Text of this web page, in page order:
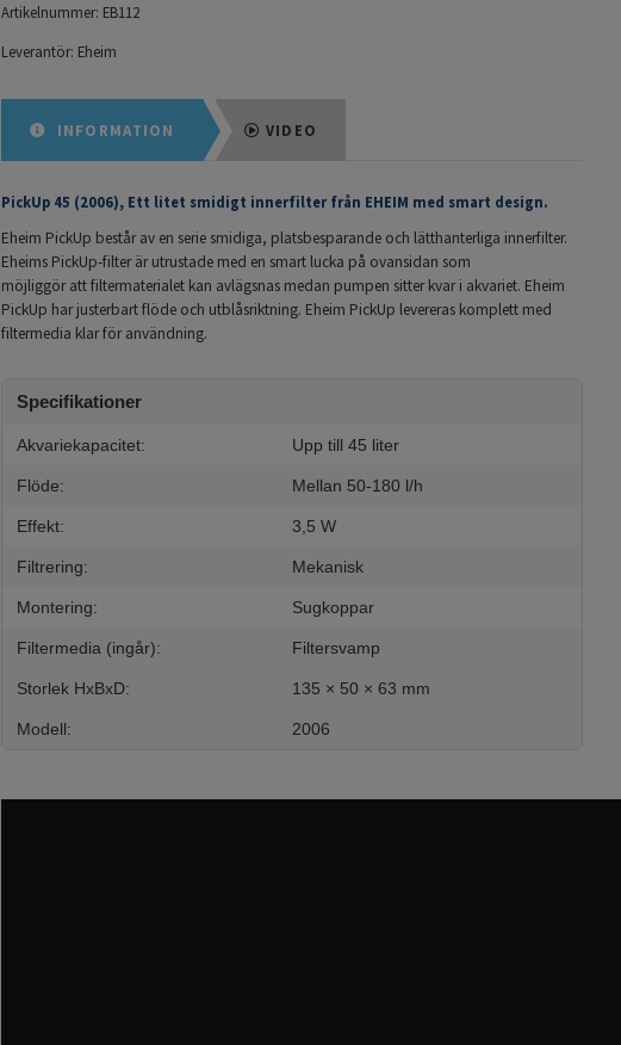
Artikelnummer: EB112
Leverantör: Eheim
INFORMATION VIDEO
PickUp 45 (2006), Ett litet smidigt innerfilter från EHEIM med smart design.
Eheim PickUp består av en serie smidiga, platsbesparande och lätthanterliga innerfilter.
Eheims PickUp-filter är utrustade med en smart lucka på ovansidan som
möjliggör att filtermaterialet kan avlägsnas medan pumpen sitter kvar i akvariet. Eheim
PickUp har justerbart flöde och utblåsriktning. Eheim PickUp levereras komplett med
filtermedia klar för användning.
Specifikationer
Akvariekapacitet: Upp till 45 liter
Flöde: Mellan 50-180 l/h
Effekt: 3,5 W
Filtrering: Mekanisk
Montering: Sugkoppar
Filtermedia (ingår): Filtersvamp
Storlek HxBxD: 135 × 50 × 63 mm
Modell: 2006